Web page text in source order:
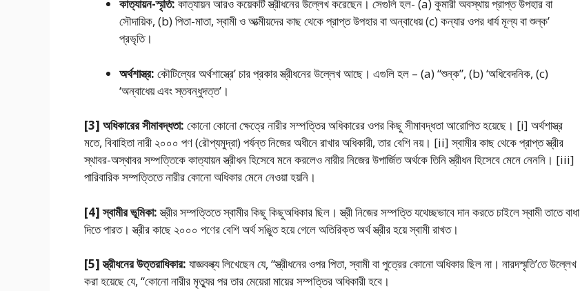
কাত্যায়ন-স্মৃতি: কাত্যায়ন আরও কয়েকটি স্ত্রীধনের উল্লেখ করেছেন। সেগুলি হল- (a) কুমারী অবস্থায় প্রাপ্ত উপহার বা
সৌদায়িক, (b) পিতা-মাতা, স্বামী ও আত্মীয়দের কাছ থেকে প্রাপ্ত উপহার বা অন্বাধেয় (c) কন্যার ওপর ধার্য মূল্য বা শুল্ক’
প্রভৃতি।
অর্থশাস্ত্র: কৌটিল্যের অর্থশাস্ত্রে’ চার প্রকার স্ত্রীধনের উল্লেখ আছে। এগুলি হল – (a) “শুন্ক”, (b) ‘অধিবেদনিক, (c)
‘অন্বাধেয় এবং স্তবন্ধুদত্ত’।
[3] অধিকারের সীমাবদ্ধতা: কোনাে কোনো ক্ষেত্রে নারীর সম্পত্তির অধিকারের ওপর কিছু সীমাবদ্ধতা আরােপিত হয়েছে। [i] অর্থশাস্ত্র
মতে, বিবাহিতা নারী ২০০০ পণ (রৌপ্যমুদ্রা) পর্যন্ত নিজের অধীনে রাখার অধিকারী, তার বেশি নয়। [ii] স্বামীর কাছ থেকে প্রাপ্ত স্ত্রীর
স্থাবর-অস্থাবর সম্পত্তিকে কাত্যায়ন স্ত্রীধন হিসেবে মনে করলেও নারীর নিজের উপার্জিত অর্থকে তিনি স্ত্রীধন হিসেবে মেনে নেননি। [iii]
পারিবারিক সম্পত্তিতে নারীর কোনো অধিকার মেনে নেওয়া হয়নি।
[4] স্বামীর ভূমিকা:স্ত্রীর সম্পত্তিতে স্বামীর কিছু কিছু‌অধিকার ছিল। স্ত্রী নিজের সম্পত্তি যথেচ্ছভাবে দান করতে চাইলে স্বামী তাতে বাধা
দিতে পারত। স্ত্রীর কাছে ২০০০ পণের বেশি অর্থ সঙুিত হয়ে গেলে অতিরিক্ত অর্থ স্ত্রীর হয়ে স্বামী রাখত।
[5] স্ত্রীধনের উত্তরাধিকার: যাজ্ঞবল্ক্য লিখেছেন যে, “স্ত্রীধনের ওপর পিতা, স্বামী বা পুত্রের কোনাে অধিকার ছিল না। নারদস্মৃতি’তে উল্লেখ
করা হয়েছে যে, “কোনাে নারীর মৃত্যুর পর তার মেয়েরা মায়ের সম্পত্তির অধিকারী হবে।